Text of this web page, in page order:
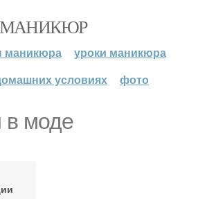
МАНИКЮР
маникюра
уроки маникюра
условиях
фото
в моде